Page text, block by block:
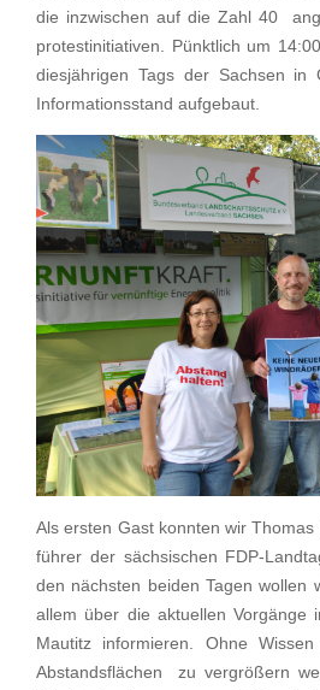
die inzwi­schen auf die Zahl 40
pro­test­in­itia­ti­ven. Pünkt­lich um
diesjäh­ri­gen Tags der Sachsen in
Infor­ma­ti­ons­stand aufgebaut.
Als ersten Gast konnten wir
füh­rer der sächsi­schen FDP-
den nächs­ten beiden Tagen wollen
allem über die aktuel­len Vorgänge
Mautitz infor­mie­ren. Ohne
Abstands­flä­chen zu vergrö­ßern